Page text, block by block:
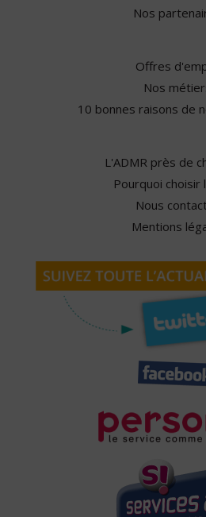
Nos
Offres
Nos
10 bonnes raisons de
L'ADMR près de
Pourquoi choisir
Nous
Mentions